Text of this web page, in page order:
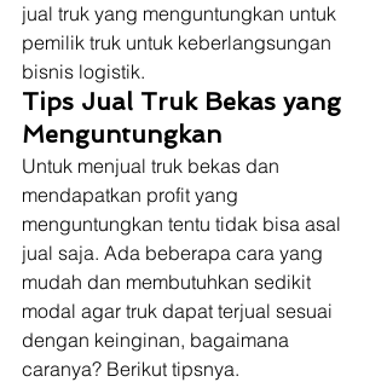
jual truk yang menguntungkan untuk
pemilik truk untuk keberlangsungan
bisnis logistik.
Tips Jual Truk Bekas yang
Menguntungkan
Untuk menjual truk bekas dan
mendapatkan profit yang
menguntungkan tentu tidak bisa asal
jual saja. Ada beberapa cara yang
mudah dan membutuhkan sedikit
modal agar truk dapat terjual sesuai
dengan keinginan, bagaimana
caranya? Berikut tipsnya.